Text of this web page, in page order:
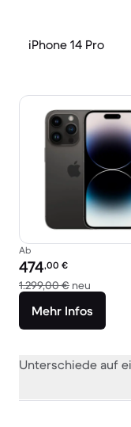
iPhone 14 Pro
Ab
Preis des erneuerten
474,00 €
1.299,00 € neu Im
Mehr Infos
Unterschiede auf